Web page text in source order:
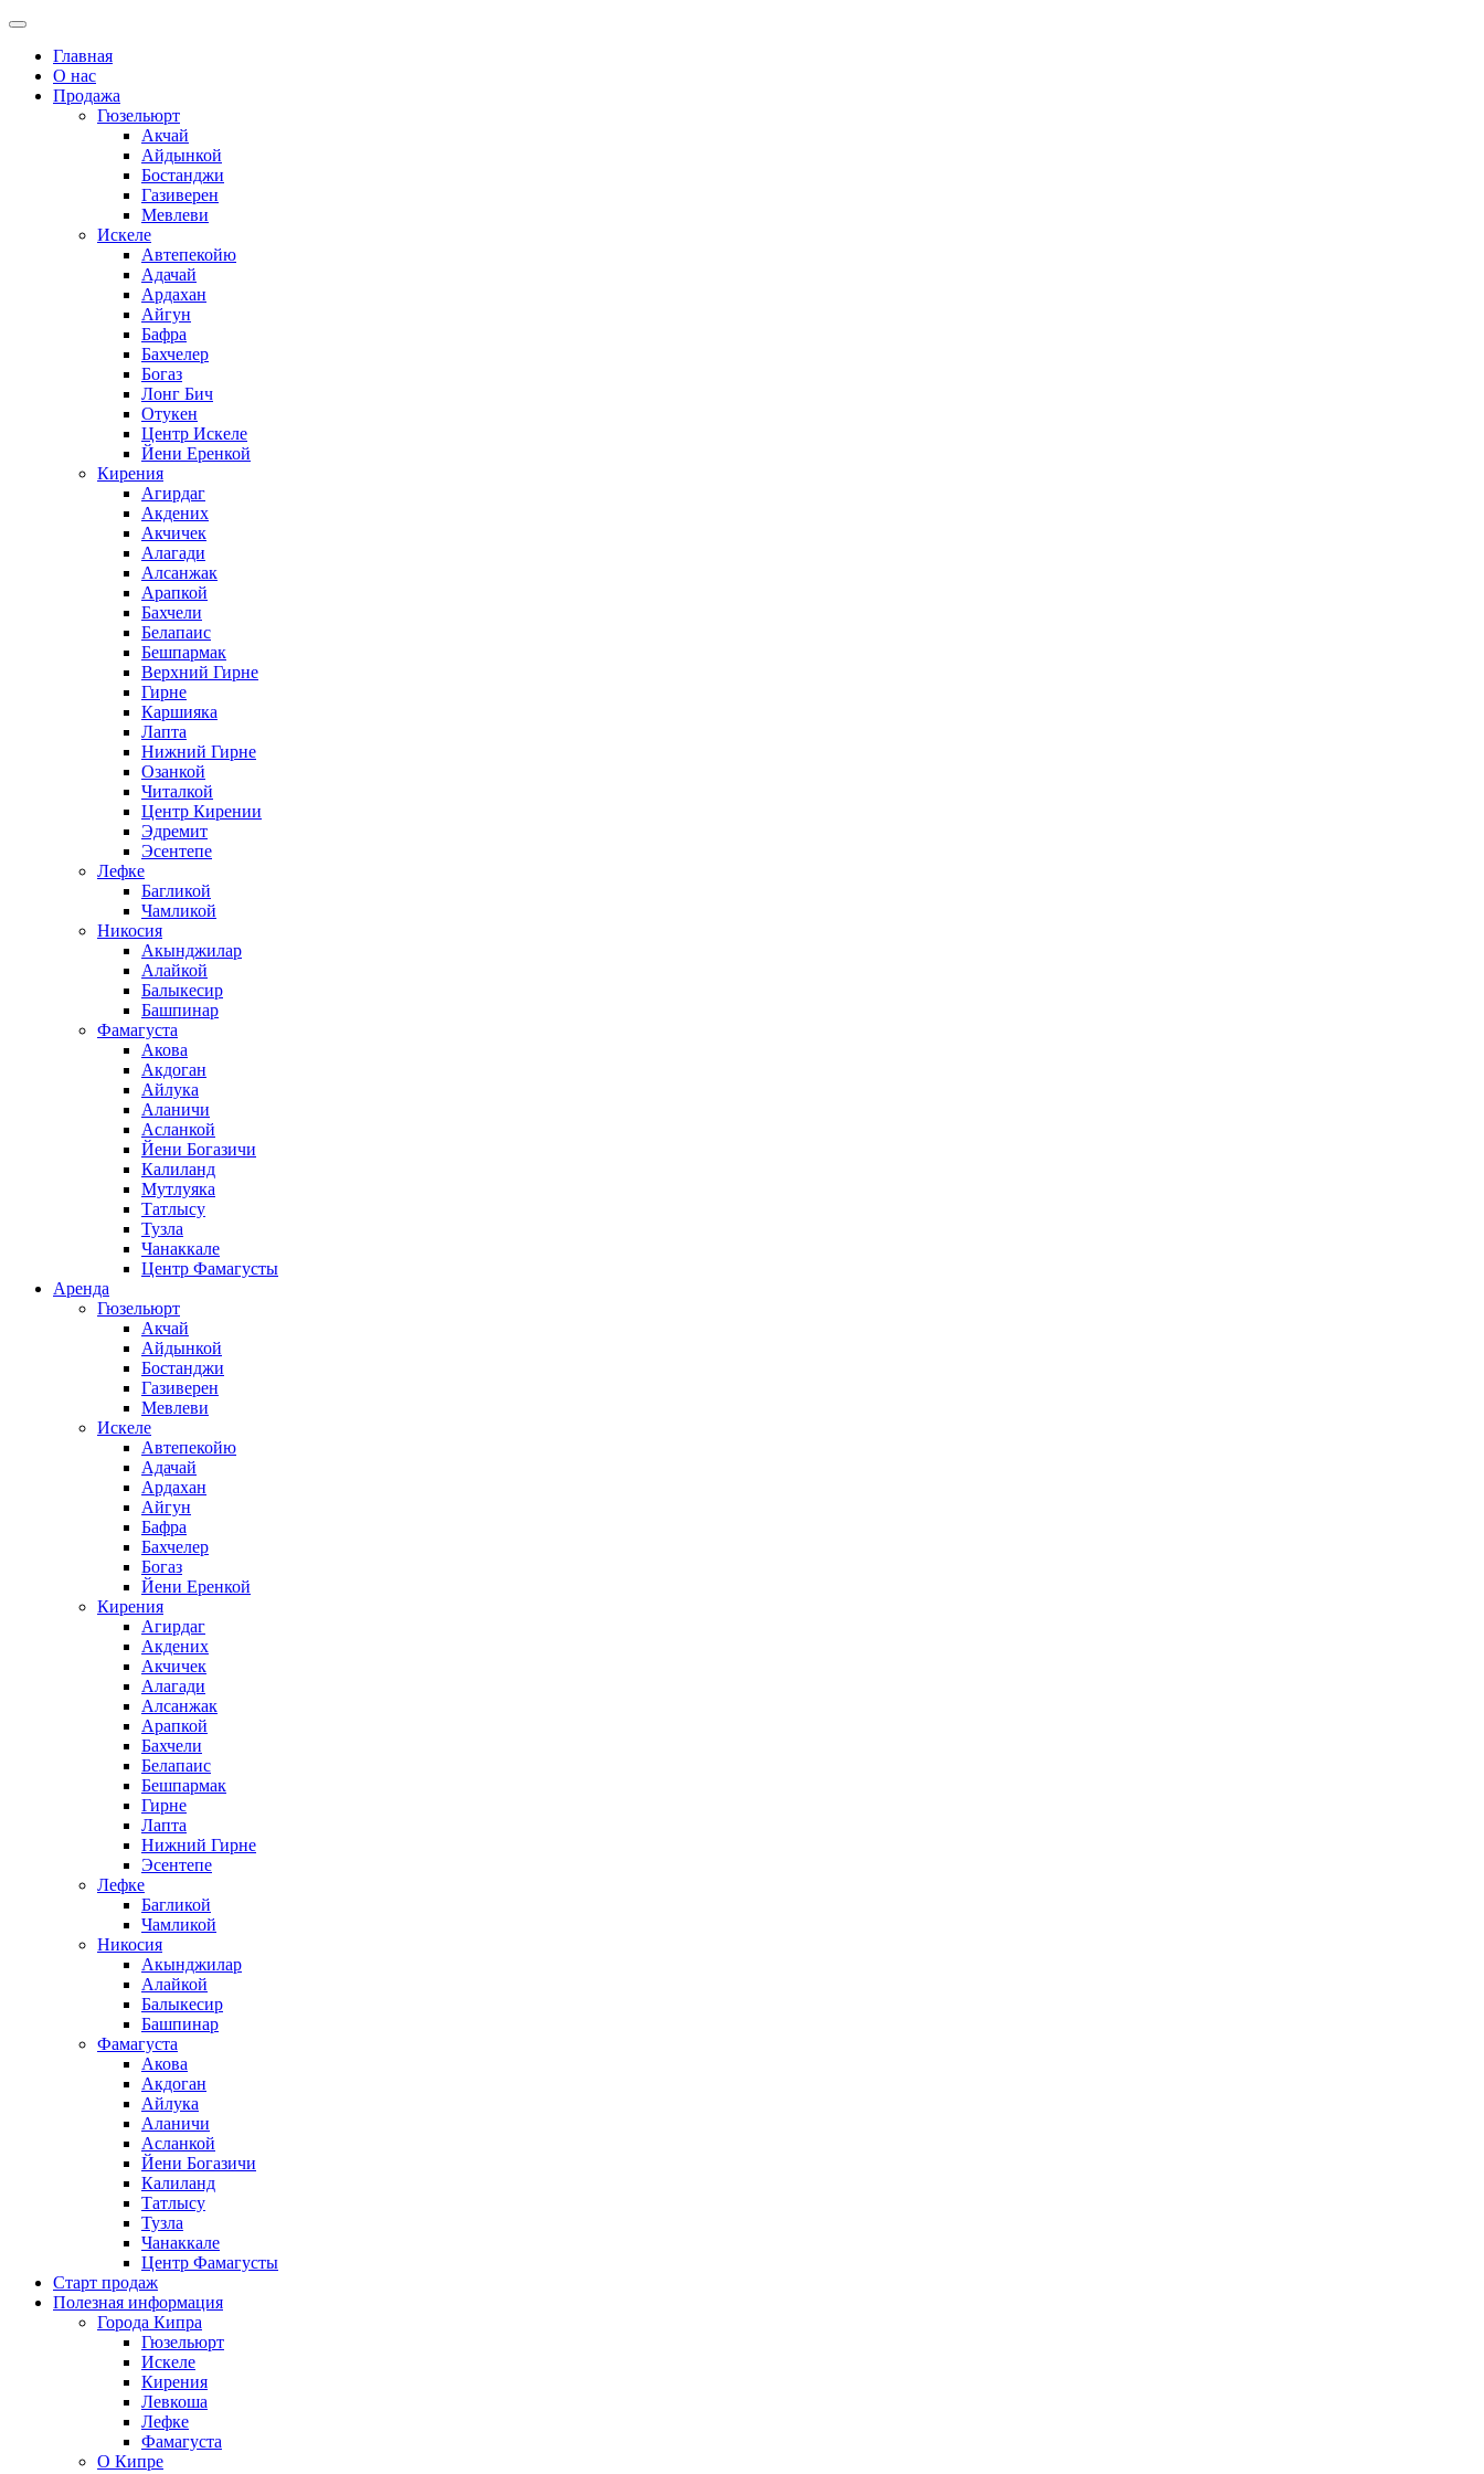
Главная
О нас
Продажа
Гюзельюрт
Акчай
Айдынкой
Бостанджи
Газиверен
Мевлеви
Искеле
Автепекойю
Адачай
Ардахан
Айгун
Бафра
Бахчелер
Богаз
Лонг Бич
Отукен
Центр Искеле
Йени Еренкой
Кирения
Агирдаг
Акдених
Акчичек
Алагади
Алсанжак
Арапкой
Бахчели
Белапаис
Бешпармак
Верхний Гирне
Гирне
Каршияка
Лапта
Нижний Гирне
Озанкой
Читалкой
Центр Кирении
Эдремит
Эсентепе
Лефке
Багликой
Чамликой
Никосия
Акынджилар
Алайкой
Балыкесир
Башпинар
Фамагуста
Акова
Акдоган
Айлука
Аланичи
Асланкой
Йени Богазичи
Калиланд
Мутлуяка
Татлысу
Тузла
Чанаккале
Центр Фамагусты
Аренда
Гюзельюрт
Акчай
Айдынкой
Бостанджи
Газиверен
Мевлеви
Искеле
Автепекойю
Адачай
Ардахан
Айгун
Бафра
Бахчелер
Богаз
Йени Еренкой
Кирения
Агирдаг
Акдених
Акчичек
Алагади
Алсанжак
Арапкой
Бахчели
Белапаис
Бешпармак
Гирне
Лапта
Нижний Гирне
Эсентепе
Лефке
Багликой
Чамликой
Никосия
Акынджилар
Алайкой
Балыкесир
Башпинар
Фамагуста
Акова
Акдоган
Айлука
Аланичи
Асланкой
Йени Богазичи
Калиланд
Татлысу
Тузла
Чанаккале
Центр Фамагусты
Старт продаж
Полезная информация
Города Кипра
Гюзельюрт
Искеле
Кирения
Левкоша
Лефке
Фамагуста
О Кипре